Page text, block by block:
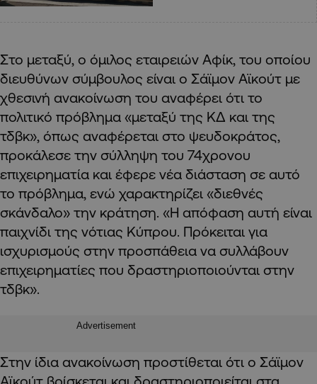
Στο μεταξύ, ο όμιλος εταιρειών Αφίκ, του οποίου
διευθύνων σύμβουλος είναι ο Σάϊμον Αϊκούτ με
χθεσινή ανακοίνωση του αναφέρει ότι το
πολιτικό πρόβλημα «μεταξύ της ΚΔ και της
τδβκ», όπως αναφέρεται στο ψευδοκράτος,
προκάλεσε την σύλληψη του 74χρονου
επιχειρηματία και έφερε νέα διάσταση σε αυτό
το πρόβλημα, ενώ χαρακτηρίζει «διεθνές
σκάνδαλο» την κράτηση. «Η απόφαση αυτή είναι
παιχνίδι της νότιας Κύπρου. Πρόκειται για
ισχυρισμούς στην προσπάθεια να συλλάβουν
επιχειρηματίες που δραστηριοποιούνται στην
τδβκ».
Advertisement
Στην ίδια ανακοίνωση προστίθεται ότι ο Σάϊμον
Αϊκούτ βρίσκεται και δραστηριοποιείται στα